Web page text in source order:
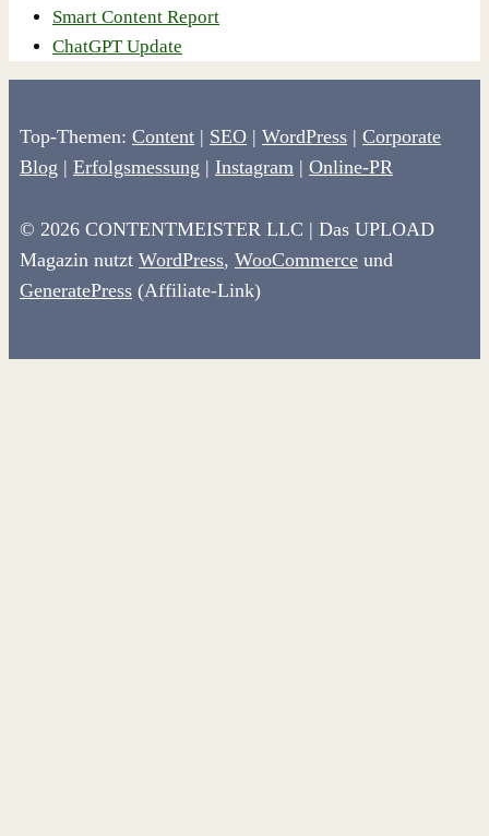
Smart Content Report
ChatGPT Update
Top-Themen: Content | SEO | WordPress | Corporate
Blog | Erfolgsmessung | Instagram | Online-PR
© 2026 CONTENTMEISTER LLC | Das UPLOAD
Magazin nutzt WordPress, WooCommerce und
GeneratePress (Affiliate-Link)